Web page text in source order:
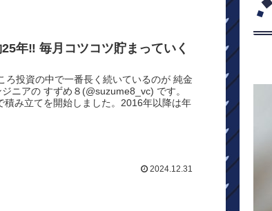
年‼ 毎月コツコツ貯まっていく
ろ投資の中で一番長く続いているのが 純金
ニアの すずめ８(@suzume8_vc) です。
積み立てを開始しました。2016年以降は年
2024.12.31